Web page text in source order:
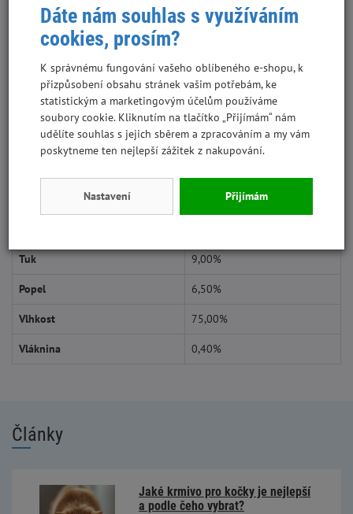
15 mg, železo (E1) 10 mg, mangan (E5) 3 mg, jód (3b201) 0.75 mg,
měď (E4) 0,5 mg, biotin 0,2 mg.
Dávkování:
pes 25 kg 1 x 400g konzerva na den.
Krmivo podávejte ohřáté na pokojovou teplotu a zajistěte přístup k
pitné vodě. Nespotřebované krmivo uchovávejte v lednici.
Tuk 9,00%
Popel 6,50%
Vlhkost 75,00%
Vláknina 0,40%
Články
Jaké krmivo pro kočky je nejlepší
a podle čeho vybrat?
Dáte nám souhlas s využíváním
cookies, prosím?
K správnému fungování vašeho oblíbeného e-shopu, k
přizpůsobení obsahu stránek vašim potřebám, ke
statistickým a marketingovým účelům používáme
soubory cookie. Kliknutím na tlačítko „Přijímám“ nám
udělíte souhlas s jejich sběrem a zpracováním a my vám
poskytneme ten nejlepší zážitek z nakupování.
Nastavení Přijímám